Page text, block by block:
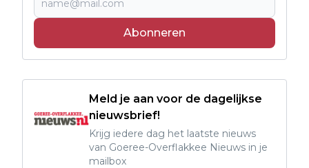
Abonneren
Meld je aan voor de dagelijkse
nieuwsbrief!
Krijg iedere dag het laatste nieuws
van Goeree-Overflakkee Nieuws in je
mailbox